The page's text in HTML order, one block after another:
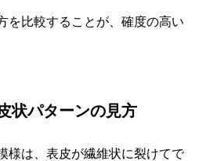
を比較することが、確度の高い
状パターンの見方
様は、表皮が繊維状に裂けてで